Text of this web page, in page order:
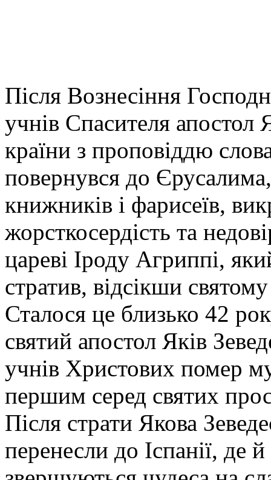
Після Вознесіння
учнів Спасителя апостол
країни з проповіддю
повернувся до
книжників і фарисеїв,
жорсткосердість та
цареві Іроду Агриппі,
стратив, відсікши
Сталося це близько 42
святий апостол Яків
учнів Христових помер
першим серед святих
Після страти Якова
перенесли до Іспанії, де